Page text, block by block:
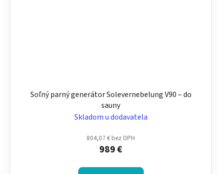
Soľný parný generátor Solevernebelung V90 – do
sauny
Skladom u dodavatela
804,07 € bez DPH
989 €